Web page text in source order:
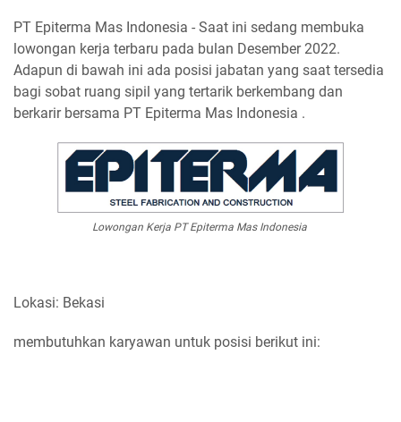
PT Epiterma Mas Indonesia - Saat ini sedang membuka
lowongan kerja terbaru pada bulan Desember 2022.
Adapun di bawah ini ada posisi jabatan yang saat tersedia
bagi sobat ruang sipil yang tertarik berkembang dan
berkarir bersama PT Epiterma Mas Indonesia .
Lowongan Kerja PT Epiterma Mas Indonesia
Lokasi: Bekasi
membutuhkan karyawan untuk posisi berikut ini: